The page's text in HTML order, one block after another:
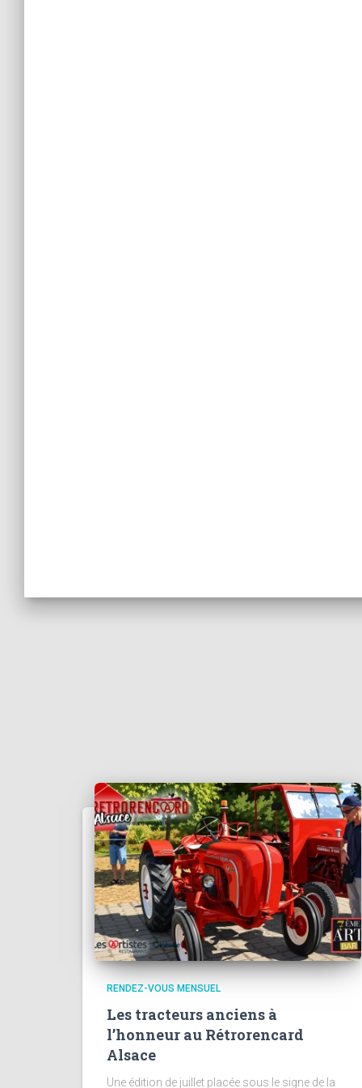
RENDEZ-VOUS MENSUEL
Les tracteurs anciens à
l’honneur au Rétrorencard
Alsace
Une édition de juillet placée sous le signe de la